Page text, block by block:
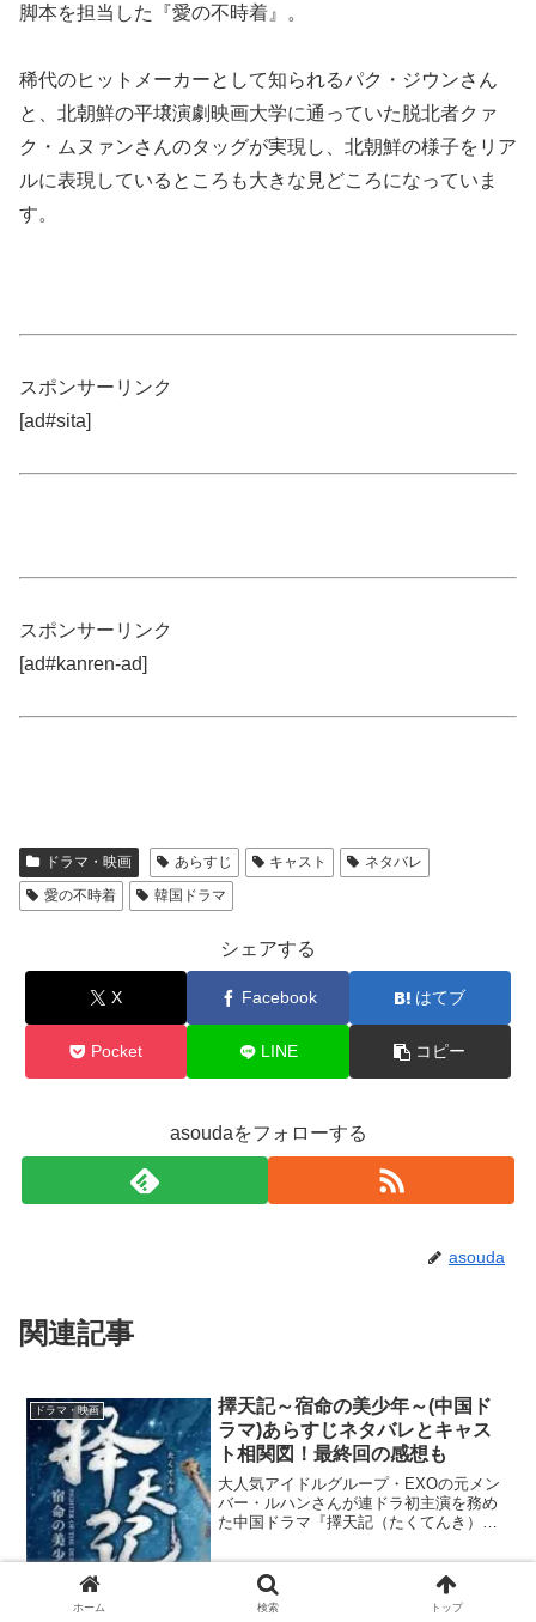
脚本を担当した『愛の不時着』。
稀代のヒットメーカーとして知られるパク・ジウンさん
と、北朝鮮の平壌演劇映画大学に通っていた脱北者クァ
ク・ムヌァンさんのタッグが実現し、北朝鮮の様子をリア
ルに表現しているところも大きな見どころになっていま
す。
スポンサーリンク
[ad#sita]
スポンサーリンク
[ad#kanren-ad]
ドラマ・映画 あらすじ キャスト
ネタバレ
愛の不時着
韓国ドラマ
シェアする
X Facebook はてブ
Pocket LINE コピー
asoudaをフォローする
asouda
関連記事
ドラマ・映画
擇天記～宿命の美少年～(中国ド
ラマ)あらすじネタバレとキャス
ト相関図！最終回の感想も
大人気アイドルグループ・EXOの元メン
バー・ルハンさんが連ドラ初主演を務め
た中国ドラマ『擇天記（たくてんき）～
で好評放送中！ネットサイトで再生回数
270億回という驚異的な数字を叩き出すな
ど、中国国...
2019.02.15
ホーム 検索 トップ